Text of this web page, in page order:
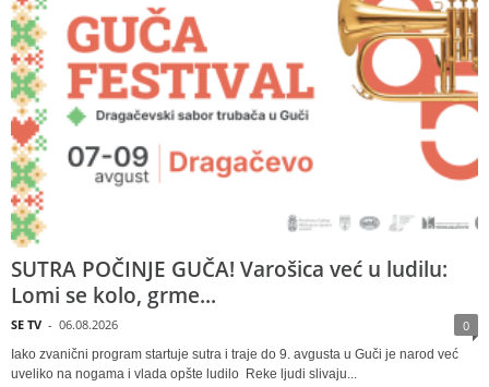
SUTRA POČINJE GUČA! Varošica već u ludilu:
Lomi se kolo, grme...
SE TV - 06.08.2026 0
Iako zvanični program startuje sutra i traje do 9. avgusta u Guči je narod već
uveliko na nogama i vlada opšte ludilo Reke ljudi slivaju...